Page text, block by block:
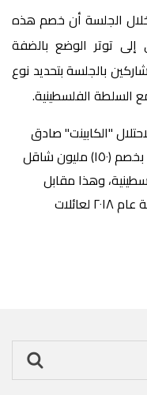
الجلسة أن خصم هذه
توتر الوضع بالضفة
بالجلسة بتحديد نوع
السلطة الفلسطينية.
"الكابينت" صادق
اليوم على طلب وزير الحرب "نفتالي بينت" بخصم (١٥٠) مليون شاقل
وهذا مقابل
الرواتب التي دفعتها السلطة الفلسطينية عام ٢٠١٨ لعائلات